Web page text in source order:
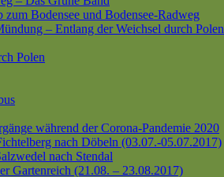
Bodensee und Bodensee-Radweg
– Entlang der Weichsel durch Polen
Polen
während der Corona-Pandemie 2020
nach Döbeln (03.07.-05.07.2017)
nach Stendal
Gartenreich (21.08. – 23.08.2017)